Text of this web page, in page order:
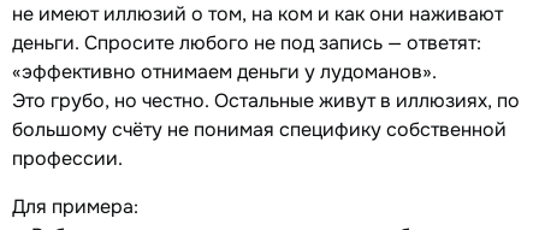
не имеют иллюзий о том, на ком и как они наживают
деньги. Спросите любого не под запись — ответят:
«эффективно отнимаем деньги у лудоманов».
Это грубо, но честно. Остальные живут в иллюзиях, по
большому счёту не понимая специфику собственной
профессии.
Для примера: